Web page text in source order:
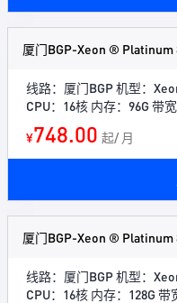
厦门BGP-Xeon ® Platinum
线路：厦门BGP 机型：
CPU：16核 内存：96G 带
¥748.00 起/ 月
厦门BGP-Xeon ® Platinum
线路：厦门BGP 机型：
CPU：16核 内存：128G